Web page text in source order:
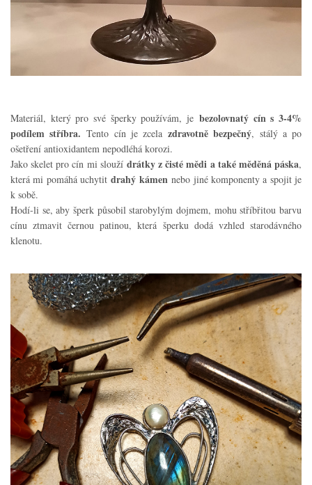
Materiál, který pro své šperky používám, je bezolovnatý cín s 3-4%
podílem stříbra. Tento cín je zcelazdravotně bezpečný, stálý a po
ošetření antioxidantem nepodléhá korozi.
Jako skelet pro cín mi slouží drátky z čisté mědi a také měděná páska,
která mi pomáhá uchytitdrahý kámennebo jiné komponenty a spojit je
k sobě.
Hodí-li se, aby šperk působil starobylým dojmem, mohu stříbřitou barvu
cínu ztmavit černou patinou, která šperku dodá vzhled starodávného
klenotu.